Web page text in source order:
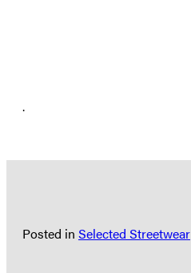
.
Posted in Selected Streetwear